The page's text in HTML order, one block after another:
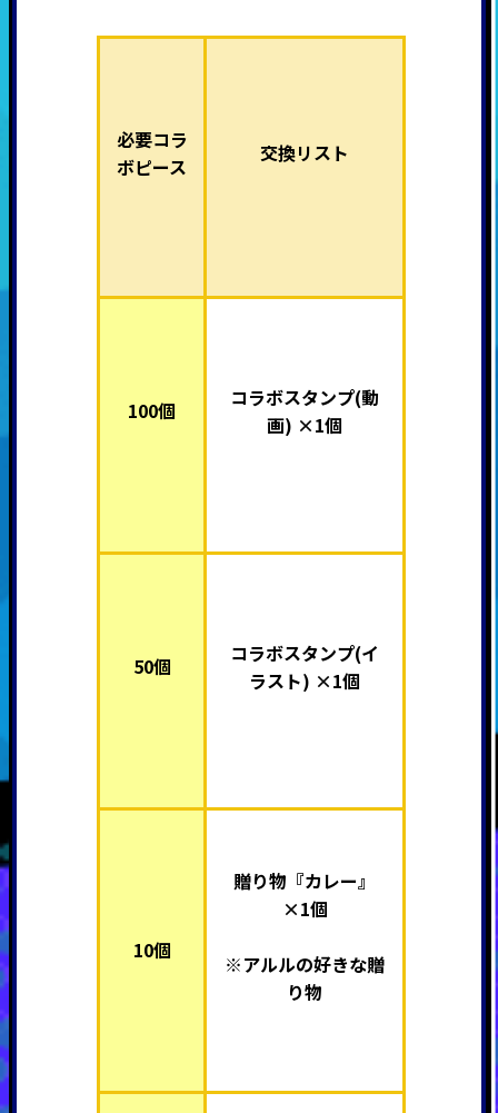
必要コラ
ボピース
交換リスト
100個
コラボスタンプ(動
画) ×1個
50個
コラボスタンプ(イ
ラスト) ×1個
10個
贈り物『カレー』
×1個
※アルルの好きな贈
り物